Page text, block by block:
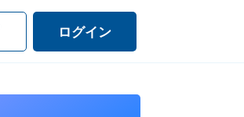
ログイン